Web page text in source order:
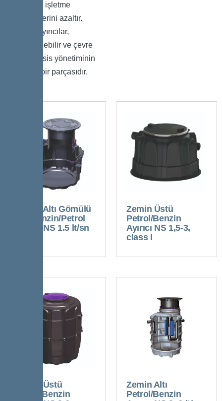
sunarak işletme
maliyetlerini azaltır.
Petrol ayırıcılar,
sürdürülebilir ve çevre
dostu tesis yönetiminin
önemli bir parçasıdır.
Zemin Altı Gömülü
Tip Benzin/Petrol
Ayırıcı NS 1.5 lt/sn
Zemin Üstü
Petrol/Benzin
Ayırıcı NS 1,5-3,
class I
Zemin Üstü
Petrol/Benzin
Zemin Altı
Petrol/Benzin